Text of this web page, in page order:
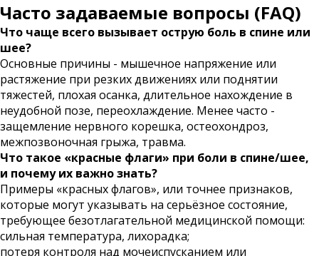
Часто задаваемые вопросы (FAQ)
Что чаще всего вызывает острую боль в спине или
шее?
Основные причины - мышечное напряжение или
растяжение при резких движениях или поднятии
тяжестей, плохая осанка, длительное нахождение в
неудобной позе, переохлаждение. Менее часто -
защемление нервного корешка, остеохондроз,
межпозвоночная грыжа, травма.
Что такое «красные флаги» при боли в спине/шее,
и почему их важно знать?
Примеры «красных флагов», или точнее признаков,
которые могут указывать на серьёзное состояние,
требующее безотлагательной медицинской помощи:
сильная температура, лихорадка;
потеря контроля над мочеиспусканием или